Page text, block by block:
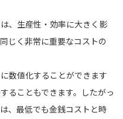
、生産性・効率に大きく影
じく非常に重要なコストの
数値化することができます
ることもできます。したがっ
、最低でも金銭コストと時